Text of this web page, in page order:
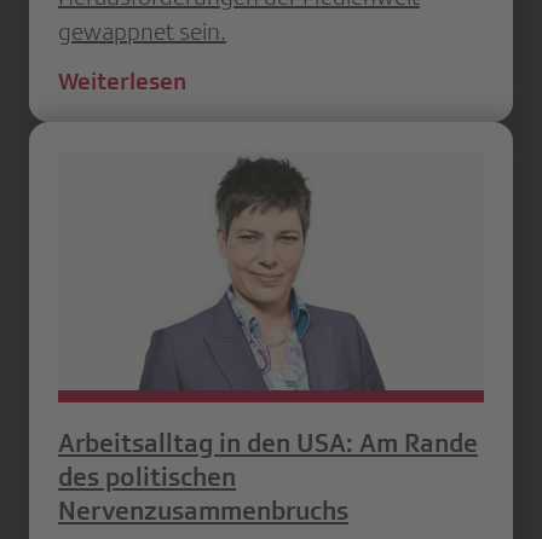
gewappnet sein.
Weiterlesen
Arbeitsalltag in den USA: Am Rande
des politischen
Nervenzusammenbruchs